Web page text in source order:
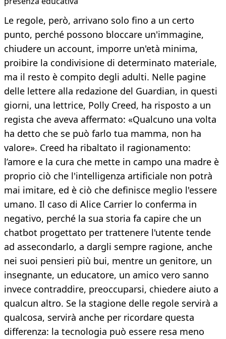
Le regole, però, arrivano solo fino a un certo
punto, perché possono bloccare un'immagine,
chiudere un account, imporre un'età minima,
proibire la condivisione di determinato materiale,
ma il resto è compito degli adulti. Nelle pagine
delle lettere alla redazione del Guardian, in questi
giorni, una lettrice, Polly Creed, ha risposto a un
regista che aveva affermato: «Qualcuno una volta
ha detto che se può farlo tua mamma, non ha
valore». Creed ha ribaltato il ragionamento:
l’amore e la cura che mette in campo una madre è
proprio ciò che l'intelligenza artificiale non potrà
mai imitare, ed è ciò che definisce meglio l'essere
umano. Il caso di Alice Carrier lo conferma in
negativo, perché la sua storia fa capire che un
chatbot progettato per trattenere l'utente tende
ad assecondarlo, a dargli sempre ragione, anche
nei suoi pensieri più bui, mentre un genitore, un
insegnante, un educatore, un amico vero sanno
invece contraddire, preoccuparsi, chiedere aiuto a
qualcun altro. Se la stagione delle regole servirà a
qualcosa, servirà anche per ricordare questa
differenza: la tecnologia può essere resa meno